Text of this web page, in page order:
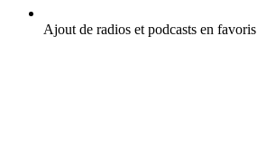
Ajout de radios et podcasts en favoris